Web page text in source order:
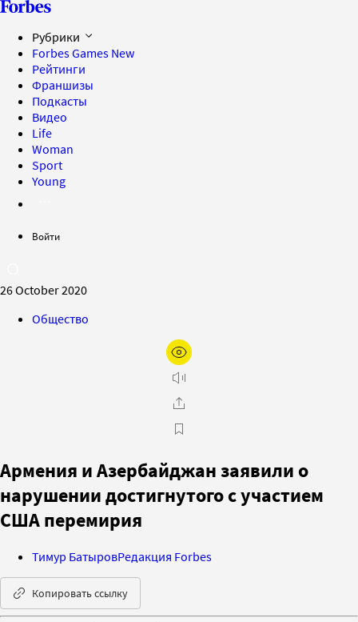
Рубрики
Forbes Games New
Рейтинги
Франшизы
Подкасты
Видео
Life
Woman
Sport
Young
Войти
26 October 2020
Общество
Армения и Азербайджан заявили о
нарушении достигнутого с участием
США перемирия
Тимур БатыровРедакция Forbes
Копировать ссылку